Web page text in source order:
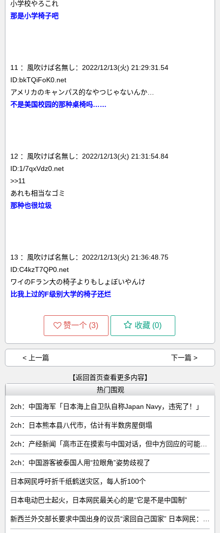
小学校やろこれ
那是小学椅子吧
11 ：風吹けば名無し：2022/12/13(火) 21:29:31.54
ID:bkTQiFoK0.net
アメリカのキャンパス的なやつじゃないんか…
不是美国校园的那种桌椅吗……
12 ：風吹けば名無し：2022/12/13(火) 21:31:54.84
ID:1/7qxVdz0.net
>>11
あれも相当なゴミ
那种也很垃圾
13 ：風吹けば名無し：2022/12/13(火) 21:36:48.75
ID:C4kzT7QP0.net
ワイのFラン大の椅子よりもしょぼいやんけ
比我上过的F级别大学的椅子还烂
赞一个 (3) 收藏 (0)
< 上一篇 下一篇 >
【返回首页查看更多内容】
热门围观
2ch：中国海军「日本海上自卫队自称Japan Navy，违宪了！」
2ch：日本熊本县八代市，估计有半数房屋倒塌
2ch：中国游客被泰国人用“拉眼角”姿势歧视了
日本网民呼吁折千纸鹤送灾区，每人折100个
日本电动巴士起火，日本网民最关心的是“它是不是中国制”